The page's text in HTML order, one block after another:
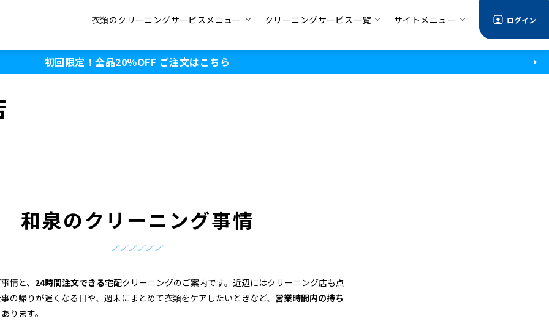
衣類のクリーニングサービスメニュー クリーニングサービス一覧 サイトメニュー ログイン
初回限定！全品20％OFF ご注文はこちら
和泉のクリーニング事情
情と、 24時間注文できる宅配クリーニングのご案内です。近辺にはクリーニング店も点
の帰りが遅くなる日や、週末にまとめて衣類をケアしたいときなど、 営業時間内の持ち
ります。